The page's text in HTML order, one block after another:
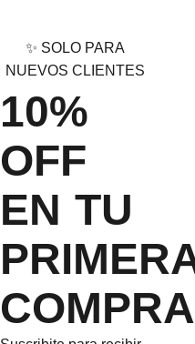
✨ SOLO PARA
NUEVOS CLIENTES
10%
OFF
EN TU
COMPRA